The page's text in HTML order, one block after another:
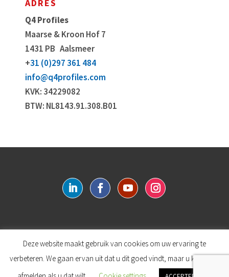
ADRES
Q4 Profiles
Maarse & Kroon Hof 7
1431 PB Aalsmeer
+31 (0)297 361 484
info@q4profiles.com
KVK: 34229082
BTW: NL8143.91.308.B01
English Login
Deze website maakt gebruik van cookies om uw ervaring te
verbeteren. We gaan ervan uit dat u dit goed vindt, maar u kunt zich